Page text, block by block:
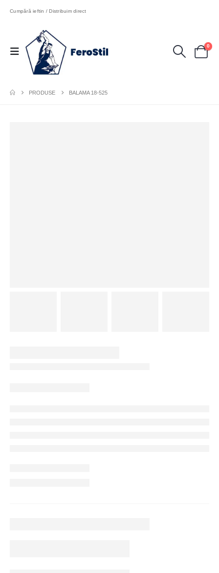
Cumpără ieftin / Distribuim direct
0
PRODUSE BALAMA 18-525